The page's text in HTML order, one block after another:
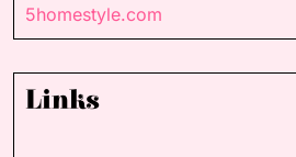
5homestyle.com
Links